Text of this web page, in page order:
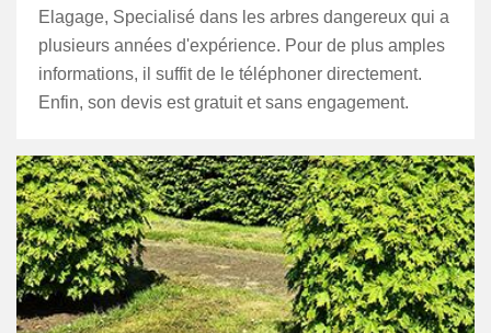
Elagage, Specialisé dans les arbres dangereux qui a
plusieurs années d'expérience. Pour de plus amples
informations, il suffit de le téléphoner directement.
Enfin, son devis est gratuit et sans engagement.